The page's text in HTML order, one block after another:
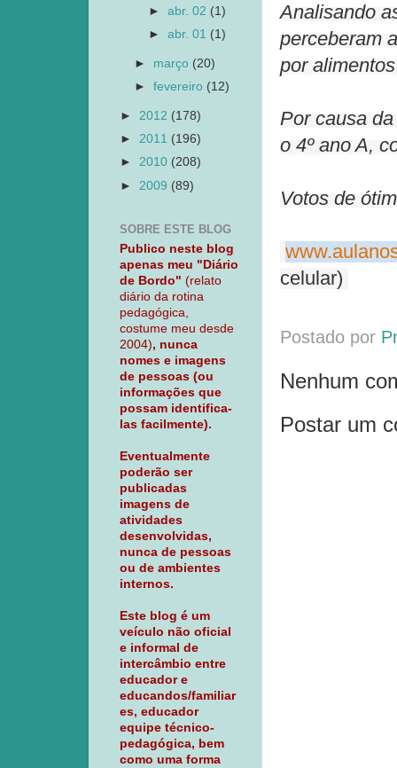
Analisando
perceberam
por
Por causa
o 4º ano A,
Votos de
celular)
Postado por
Nenhum
Postar um
►abr. 02 (1)
►abr. 01 (1)
► março (20)
►fevereiro (12)
► 2012 (178)
► 2011 (196)
► 2010 (208)
► 2009 (89)
SOBRE ESTE BLOG
Publico neste blog
apenas meu "Diário
de Bordo" (relato
diário da rotina
pedagógica,
costume meu desde
2004), nunca
nomes e imagens
de pessoas (ou
informações que
possam identifica-
las facilmente).
Eventualmente
poderão ser
publicadas
imagens de
atividades
desenvolvidas,
nunca de pessoas
ou de ambientes
internos.
Este blog é um
veículo não oficial
e informal de
intercâmbio entre
educador e
educandos/familiar
es, educador
equipe técnico-
pedagógica, bem
como uma forma